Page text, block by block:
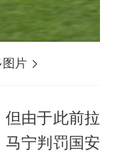
图片
但由于此前拉
宁判罚国安